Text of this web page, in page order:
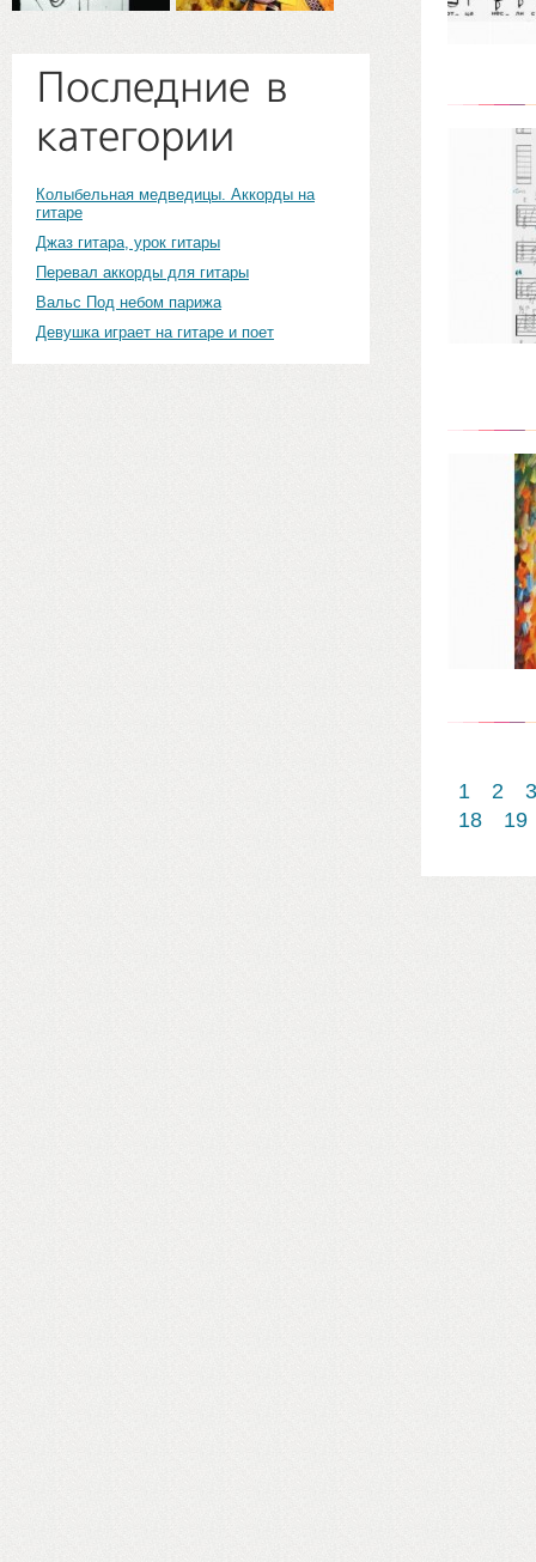
Последние в
категории
Колыбельная медведицы. Аккорды на
гитаре
Джаз гитара, урок гитары
Перевал аккорды для гитары
Вальс Под небом парижа
Девушка играет на гитаре и поет
1 2
3
18
19